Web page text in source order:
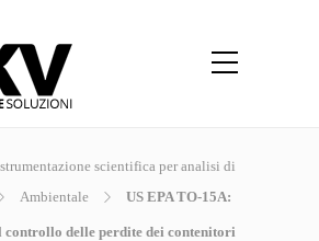
scientifica per analisi di
Ambientale US EPA TO-15A:
controllo delle perdite dei contenitori